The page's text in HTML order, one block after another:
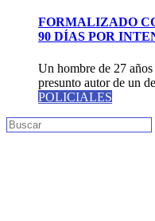
FORMALIZADO
90 DÍAS POR
Un hombre de 27
presunto autor de un
POLICIALES